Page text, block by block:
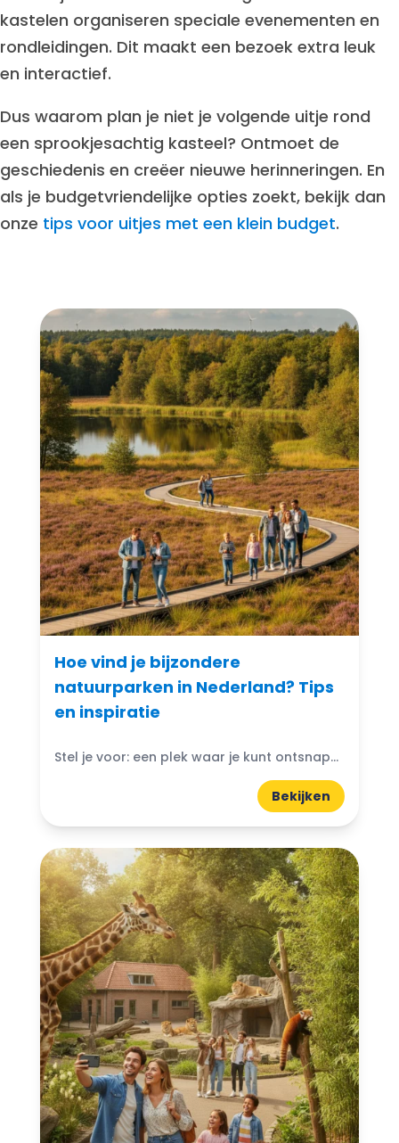
kastelen organiseren speciale evenementen en
rondleidingen. Dit maakt een bezoek extra leuk
en interactief.
Dus waarom plan je niet je volgende uitje rond
een sprookjesachtig kasteel? Ontmoet de
geschiedenis en creëer nieuwe herinneringen. En
als je budgetvriendelijke opties zoekt, bekijk dan
onze tips voor uitjes met een klein budget.
Hoe vind je bijzondere
natuurparken in Nederland? Tips
en inspiratie
Stel je voor: een plek waar je kunt ontsnappen aan de drukte van het dagelijks leven en je onderdompelen in de schoonheid van de natuur. Bijzondere natuurparken in Nederland bieden...
Bekijken